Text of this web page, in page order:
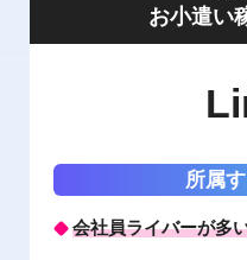
お小遣い
所属
会社員ライバーが多